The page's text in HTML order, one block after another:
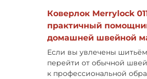
Коверлок Merrylock
практичный
домашней швейной
Если вы увлечены
перейти от обычной
к профессиональной